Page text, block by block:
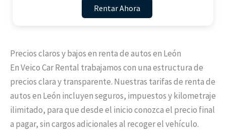
Rentar Ahora
Precios claros y bajos en renta de autos en León
En Veico Car Rental trabajamos con una estructura de
precios clara y transparente. Nuestras tarifas de renta de
autos en León incluyen seguros, impuestos y kilometraje
ilimitado, para que desde el inicio conozca el precio final
a pagar, sin cargos adicionales al recoger el vehículo.